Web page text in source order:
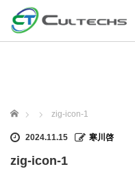
ホーム zig-icon-1
2024.11.15 寒川啓
zig-icon-1